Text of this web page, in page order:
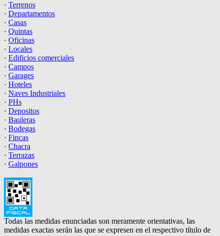
· Terrenos
· Departamentos
· Casas
· Quintas
· Oficinas
· Locales
· Edificios comerciales
· Campos
· Garages
· Hoteles
· Naves Industriales
· PHs
· Depositos
· Bauleras
· Bodegas
· Fincas
· Chacra
· Terrazas
· Galpones
Todas las medidas enunciadas son meramente orientativas, las
medidas exactas serán las que se expresen en el respectivo título de